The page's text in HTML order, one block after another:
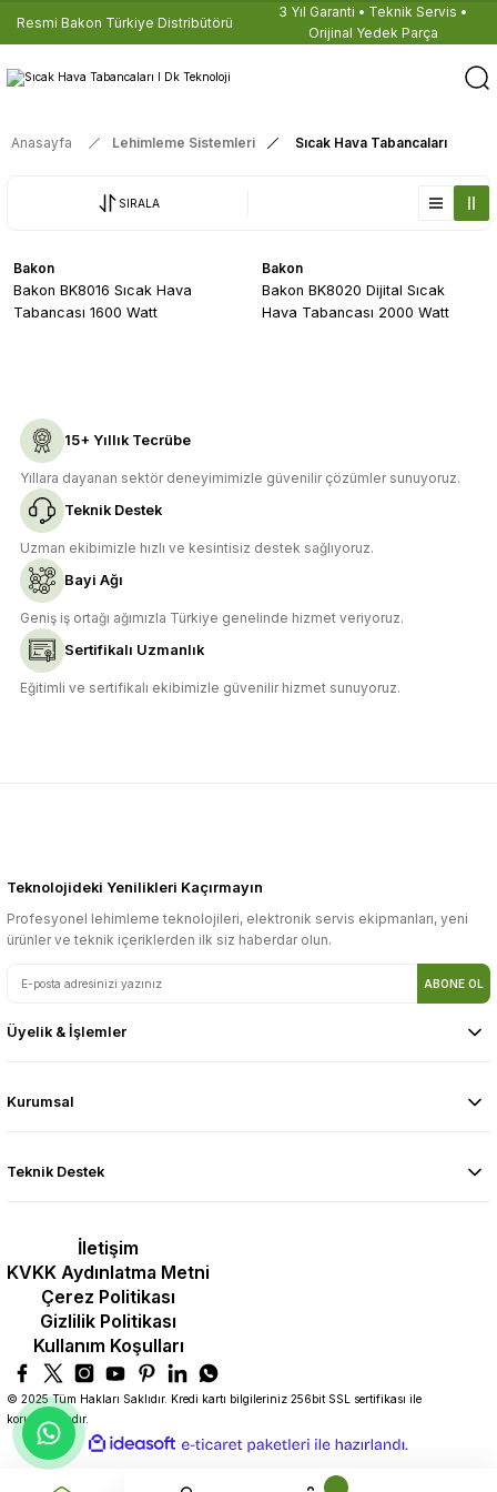
Resmi Bakon Türkiye Distribütörü
3 Yıl Garanti • Teknik Servis •
Orijinal Yedek Parça
Anasayfa Lehimleme Sistemleri Sıcak Hava Tabancaları
SIRALA
Bakon
Bakon BK8016 Sıcak Hava
Tabancası 1600 Watt
Bakon
Bakon BK8020 Dijital Sıcak
Hava Tabancası 2000 Watt
15+ Yıllık Tecrübe
Yıllara dayanan sektör deneyimimizle güvenilir çözümler sunuyoruz.
Teknik Destek
Uzman ekibimizle hızlı ve kesintisiz destek sağlıyoruz.
Bayi Ağı
Geniş iş ortağı ağımızla Türkiye genelinde hizmet veriyoruz.
Sertifikalı Uzmanlık
Eğitimli ve sertifikalı ekibimizle güvenilir hizmet sunuyoruz.
Teknolojideki Yenilikleri Kaçırmayın
Profesyonel lehimleme teknolojileri, elektronik servis ekipmanları, yeni
ürünler ve teknik içeriklerden ilk siz haberdar olun.
ABONE OL
Üyelik & İşlemler
Kurumsal
Teknik Destek
İletişim
KVKK Aydınlatma Metni
Çerez Politikası
Gizlilik Politikası
Kullanım Koşulları
© 2025 Tüm Hakları Saklıdır. Kredi kartı bilgileriniz 256bit SSL sertifikası ile
korunmaktadır.
ideasoft
e-
paketleri